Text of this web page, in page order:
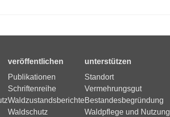
veröffentlichen
Publikationen
Schriftenreihe
Waldzustandsberichte
Waldschutz
unterstützen
Standort
Vermehrungsgut
Bestandesbegründung
Waldpflege und Nutzung